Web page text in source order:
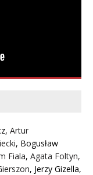
, Artur
, Bogusław
Fiala, Agata Foltyn,
, Jerzy Gizella,